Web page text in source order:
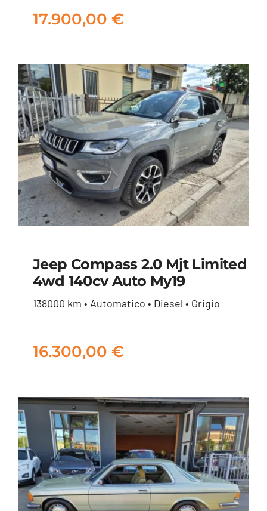
17.900,00
17.900,00 €
Jeep Compass 2.0 mjt
Limited 4wd 140cv
auto my19
16.300,00
Jeep Compass 2.0 Mjt Limited
4wd 140cv Auto My19
138000 km • Automatico • Diesel • Grigio
16.300,00 €